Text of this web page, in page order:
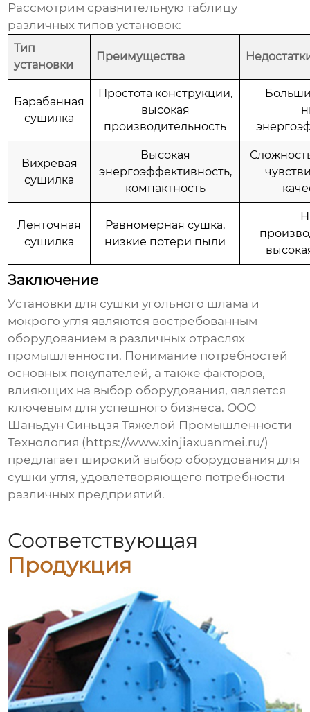
Рассмотрим сравнительную таблицу
различных типов установок:
Тип
установки
Преимущества
Барабанная
сушилка
Простота конструкции,
высокая
производительность
Вихревая
сушилка
Высокая
энергоэффективность,
компактность
Ленточная
сушилка
Равномерная сушка,
низкие потери пыли
Заключение
Установки для сушки угольного шлама и
мокрого угля являются востребованным
оборудованием в различных отраслях
промышленности. Понимание потребностей
основных покупателей, а также факторов,
влияющих на выбор оборудования, является
ключевым для успешного бизнеса. ООО
Шаньдун Синьцзя Тяжелой Промышленности
Технология ( https://www.xinjiaxuanmei.ru/)
предлагает широкий выбор оборудования для
сушки угля, удовлетворяющего потребности
различных предприятий.
Соответствующая
Продукция